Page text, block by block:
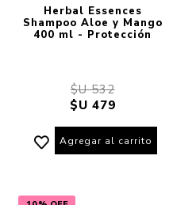
Herbal Essences
Shampoo Aloe y Mango
400 ml - Protección
$U 532
$U 479
Agregar al carrito